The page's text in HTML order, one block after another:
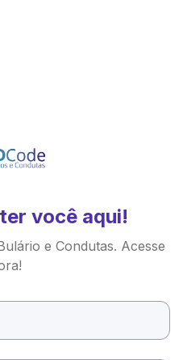
você aqui!
e Condutas. Acesse